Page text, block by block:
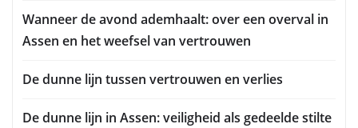
Wanneer de avond ademhaalt: over een overval in
Assen en het weefsel van vertrouwen
De dunne lijn tussen vertrouwen en verlies
De dunne lijn in Assen: veiligheid als gedeelde stilte